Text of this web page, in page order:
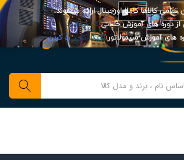
کالاها کاملا اورجینال ارائه میشوند.
از دوره های آموزش خلبانیکلیک کنید
های آموزش سیمولاتورکلیک کنیدرد کردن
0
جستجو